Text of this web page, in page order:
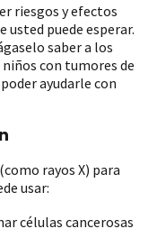
riesgos y efectos
usted puede esperar.
saber a los
con tumores de
ayudarle con
rayos X) para
usar:
células cancerosas